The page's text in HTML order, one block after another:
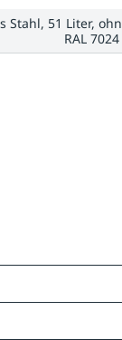
Stahl, 51 Liter,
RAL